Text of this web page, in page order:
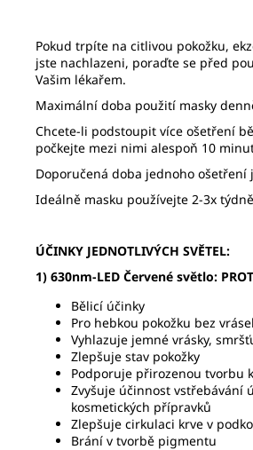
Pokud trpíte na citlivou pokožku,
jste nachlazeni, poraďte se před
Vašim lékařem.
Maximální doba použití masky
Chcete-li podstoupit více ošetření
počkejte mezi nimi alespoň 10
Doporučená doba jednoho ošetření
Ideálně masku používejte 2-3x
ÚČINKY JEDNOTLIVÝCH SVĚTEL:
1) 630nm-LED Červené světlo:
Bělicí účinky
Pro hebkou pokožku bez
Vyhlazuje jemné vrásky,
Zlepšuje stav pokožky
Podporuje přirozenou tvorbu
Zvyšuje účinnost vstřebávání
kosmetických přípravků
Zlepšuje cirkulaci krve v
Brání v tvorbě pigmentu